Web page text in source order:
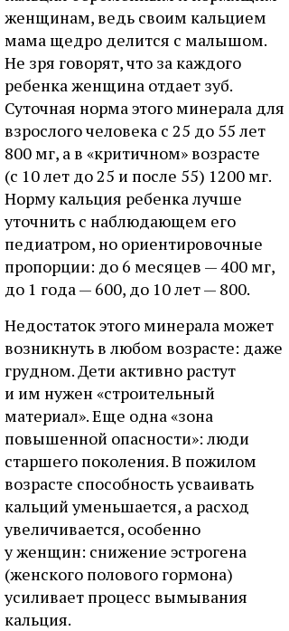
женщинам, ведь своим кальцием
мама щедро делится с малышом.
Не зря говорят, что за каждого
ребенка женщина отдает зуб.
Суточная норма этого минерала для
взрослого человека с 25 до 55 лет
800 мг, а в «критичном» возрасте
(с 10 лет до 25 и после 55) 1200 мг.
Норму кальция ребенка лучше
уточнить с наблюдающем его
педиатром, но ориентировочные
пропорции: до 6 месяцев — 400 мг,
до 1 года — 600, до 10 лет — 800.
Недостаток этого минерала может
возникнуть в любом возрасте: даже
грудном. Дети активно растут
и им нужен «строительный
материал». Еще одна «зона
повышенной опасности»: люди
старшего поколения. В пожилом
возрасте способность усваивать
кальций уменьшается, а расход
увеличивается, особенно
у женщин: снижение эстрогена
(женского полового гормона)
усиливает процесс вымывания
кальция.